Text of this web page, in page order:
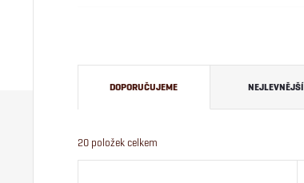
z
DOPORUČUJEME NEJLEVNĚJŠÍ
20 položek celkem